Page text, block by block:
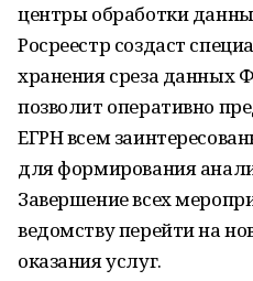
центры обработки
Росреестр создаст
хранения среза данных
позволит оперативно
ЕГРН всем
для формирования
Завершение всех
ведомству перейти на
оказания услуг.